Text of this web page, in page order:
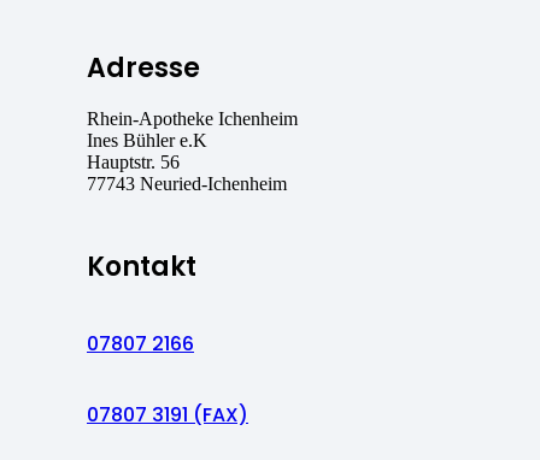
Adresse
Rhein-Apotheke Ichenheim
Ines Bühler e.K
Hauptstr. 56
77743 Neuried-Ichenheim
Kontakt
07807 2166
07807 3191 (FAX)